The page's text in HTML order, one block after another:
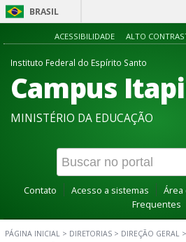
BRASIL
ACESSIBILIDADE ALTO
Instituto Federal do Espírito Santo
Campus
MINISTÉRIO DA EDUCAÇÃO
Contato Acesso a sistemas Área
Frequentes
PÁGINA INICIAL > DIRETORIAS > DIREÇÃO GERAL >